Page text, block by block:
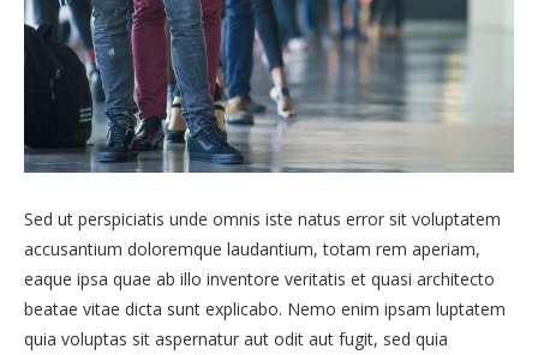
Sed ut perspiciatis unde omnis iste natus error sit voluptatem
accusantium doloremque laudantium, totam rem aperiam,
eaque ipsa quae ab illo inventore veritatis et quasi architecto
beatae vitae dicta sunt explicabo. Nemo enim ipsam luptatem
quia voluptas sit aspernatur aut odit aut fugit, sed quia